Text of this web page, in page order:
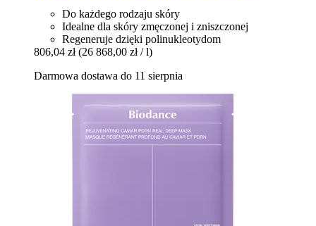
Do każdego rodzaju skóry
Idealne dla skóry zmęczonej i zniszczonej
Regeneruje dzięki polinukleotydom
806,04 zł (26 868,00 zł / l)
Darmowa dostawa do 11 sierpnia